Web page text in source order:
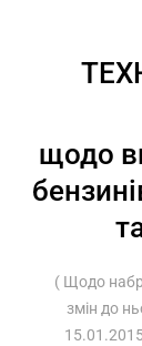
щодо
( Щодо
змін до